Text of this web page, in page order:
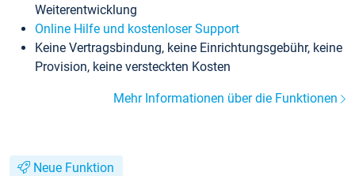
Weiterentwicklung
Online Hilfe und kostenloser Support
Keine Vertragsbindung, keine Einrichtungsgebühr, keine
Provision, keine versteckten Kosten
Mehr Informationen über die Funktionen
Neue Funktion